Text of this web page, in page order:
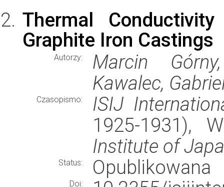
Thermal
Graphite Iron Castings
Autorzy:
Marcin
Kawalec,
Czasopismo:
ISIJ
1925-1931),
Institute of
Status: Opublikowana
Doi: